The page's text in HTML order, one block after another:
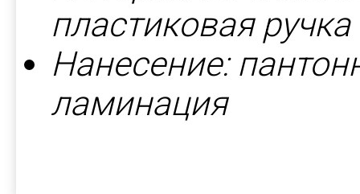
пластиковая ручка
Нанесение:
ламинация